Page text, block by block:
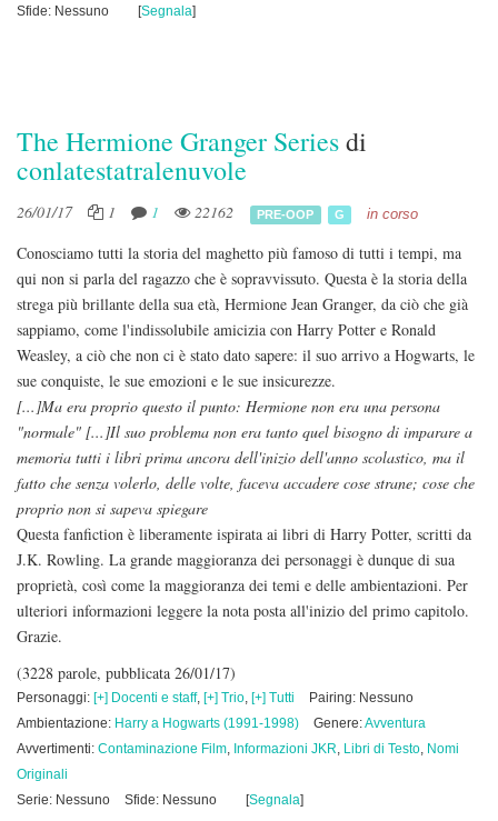
Sfide: Nessuno
[Segnala]
The Hermione Granger Seriesdi
conlatestatralenuvole
26/01/17 1 1 22162 PRE-OOP G in corso
Conosciamo tutti la storia del maghetto più famoso di tutti i tempi, ma
qui non si parla del ragazzo che è sopravvissuto. Questa è la storia della
strega più brillante della sua età, Hermione Jean Granger, da ciò che già
sappiamo, come l'indissolubile amicizia con Harry Potter e Ronald
Weasley, a ciò che non ci è stato dato sapere: il suo arrivo a Hogwarts, le
sue conquiste, le sue emozioni e le sue insicurezze.
[...]Ma era proprio questo il punto: Hermione non era una persona
"normale" [...]Il suo problema non era tanto quel bisogno di imparare a
memoria tutti i libri prima ancora dell'inizio dell'anno scolastico, ma il
fatto che senza volerlo, delle volte, faceva accadere cose strane; cose che
proprio non si sapeva spiegare
Questa fanfiction è liberamente ispirata ai libri di Harry Potter, scritti da
J.K. Rowling. La grande maggioranza dei personaggi è dunque di sua
proprietà, così come la maggioranza dei temi e delle ambientazioni. Per
ulteriori informazioni leggere la nota posta all'inizio del primo capitolo.
Grazie.
(3228 parole, pubblicata 26/01/17)
Personaggi: [+] Docenti e staff, [+] Trio, [+] Tutti
Pairing: Nessuno
Ambientazione: Harry a Hogwarts (1991-1998) Genere:Avventura
Avvertimenti: Contaminazione Film, Informazioni JKR, Libri di Testo, Nomi
Originali
Serie: Nessuno
Sfide: Nessuno [Segnala]